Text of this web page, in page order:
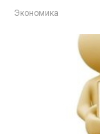
Экономика